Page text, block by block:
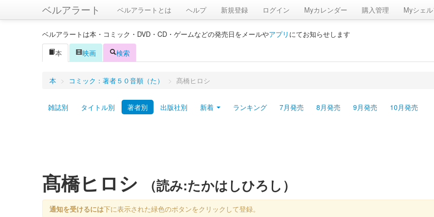
ベルアラート ベルアラートとは ヘルプ 新規登録 ログイン Myカレンダー 購入管理 Myシェル
ベルアラートは本・コミック・DVD・CD・ゲームなどの発売日をメールやアプリ にてお知らせします
本
映画 検索
本 > コミック：著者５０音順（た） > 髙橋ヒロシ
雑誌別 タイトル別 著者別 出版社別 新着 ランキング 7月発売 8月発売 9月発売 10月発売
髙橋ヒロシ （読み:たかはしひろし）
通知を受けるには下に表示された緑色のボタンをクリックして登録。